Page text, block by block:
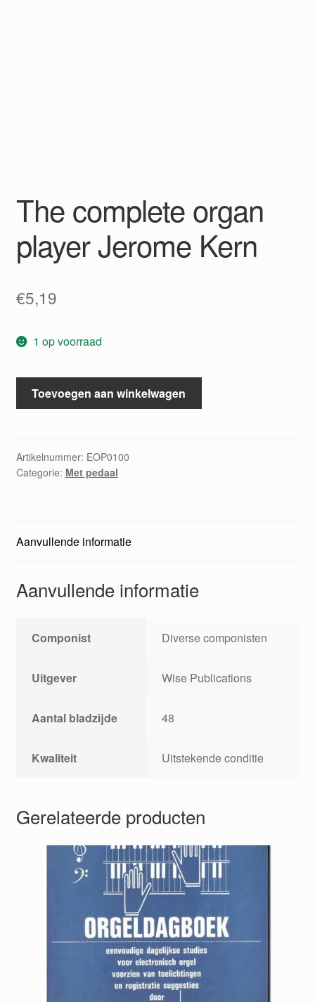
The complete organ
player Jerome Kern
€5,19
1 op voorraad
The
complete
Jerome
Kern
Toevoegen aan winkelwagen
Artikelnummer: EOP0100
Categorie: Met pedaal
Aanvullende informatie
Aanvullende informatie
Componist Diverse componisten
Uitgever Wise Publications
Aantal bladzijde 48
Kwaliteit Uitstekende conditie
Gerelateerde producten